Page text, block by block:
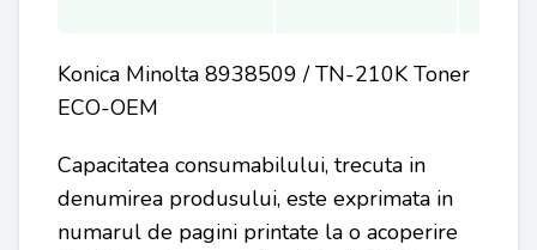
Konica Minolta 8938509 / TN-210K Toner
ECO-OEM
Capacitatea consumabilului, trecuta in
denumirea produsului, este exprimata in
numarul de pagini printate la o acoperire